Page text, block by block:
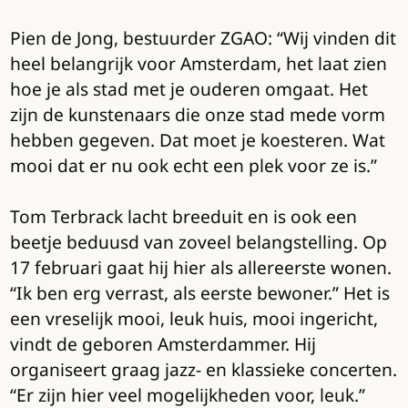
Pien de Jong, bestuurder ZGAO: “Wij vinden dit
heel belangrijk voor Amsterdam, het laat zien
hoe je als stad met je ouderen omgaat. Het
zijn de kunstenaars die onze stad mede vorm
hebben gegeven. Dat moet je koesteren. Wat
mooi dat er nu ook echt een plek voor ze is.”
Tom Terbrack lacht breeduit en is ook een
beetje beduusd van zoveel belangstelling. Op
17 februari gaat hij hier als allereerste wonen.
“Ik ben erg verrast, als eerste bewoner.” Het is
een vreselijk mooi, leuk huis, mooi ingericht,
vindt de geboren Amsterdammer. Hij
organiseert graag jazz- en klassieke concerten.
“Er zijn hier veel mogelijkheden voor, leuk.”